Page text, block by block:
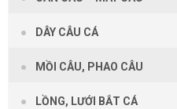
DÂY CÂU CÁ
MỒI CÂU, PHAO CÂU
LỒNG, LƯỚI BẮT CÁ